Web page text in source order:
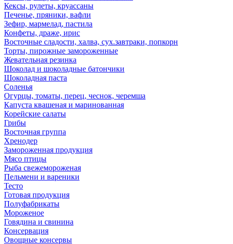
Кексы, рулеты, круассаны
Печенье, пряники, вафли
Зефир, мармелад, пастила
Конфеты, драже, ирис
Восточные сладости, халва, сух.завтраки, попкорн
Торты, пирожные замороженные
Жевательная резинка
Шоколад и шоколадные батончики
Шоколадная паста
Соленья
Огурцы, томаты, перец, чеснок, черемша
Капуста квашеная и маринованная
Корейские салаты
Грибы
Восточная группа
Хренодер
Замороженная продукция
Мясо птицы
Рыба свежемороженая
Пельмени и вареники
Тесто
Готовая продукция
Полуфабрикаты
Мороженое
Говядина и свинина
Консервация
Овощные консервы